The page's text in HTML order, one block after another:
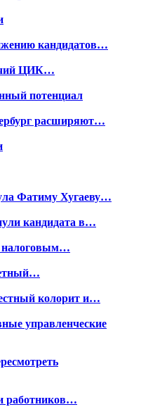
кандидатов…
ЦИК…
потенциал
расширяют…
Фатиму Хугаеву…
кандидата в…
налоговым…
колорит и…
управленческие
работников…